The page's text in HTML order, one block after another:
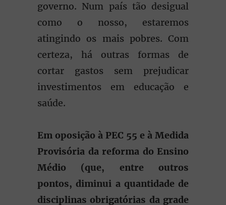
governo. Num país tão desigual
como o nosso, estaremos
atingindo os mais pobres. Com
certeza, há outras formas de
cortar gastos sem prejudicar
investimentos em educação e
saúde.
Em oposição à PEC 55 e à Medida
Provisória da reforma do Ensino
Médio (que, entre outros
pontos, diminui a quantidade de
disciplinas obrigatórias da grade